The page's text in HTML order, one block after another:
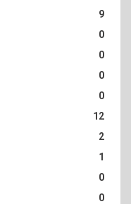
9
0
0
0
0
12
2
1
0
0